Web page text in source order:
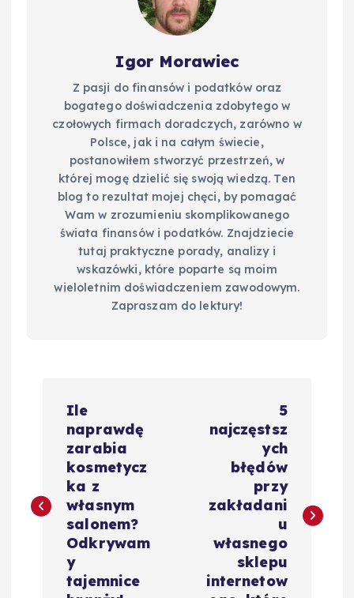
Igor Morawiec
Z pasji do finansów i podatków oraz
bogatego doświadczenia zdobytego w
czołowych firmach doradczych, zarówno w
Polsce, jak i na całym świecie,
postanowiłem stworzyć przestrzeń, w
której mogę dzielić się swoją wiedzą. Ten
blog to rezultat mojej chęci, by pomagać
Wam w zrozumieniu skomplikowanego
świata finansów i podatków. Znajdziecie
tutaj praktyczne porady, analizy i
wskazówki, które poparte są moim
wieloletnim doświadczeniem zawodowym.
Zapraszam do lektury!
i
Ile
naprawdę
zarabia
kosmetycz
ka z
własnym
salonem?
Odkrywam
y
tajemnice
5
najczęstsz
ych
błędów
przy
zakładani
u
własnego
sklepu
internetow